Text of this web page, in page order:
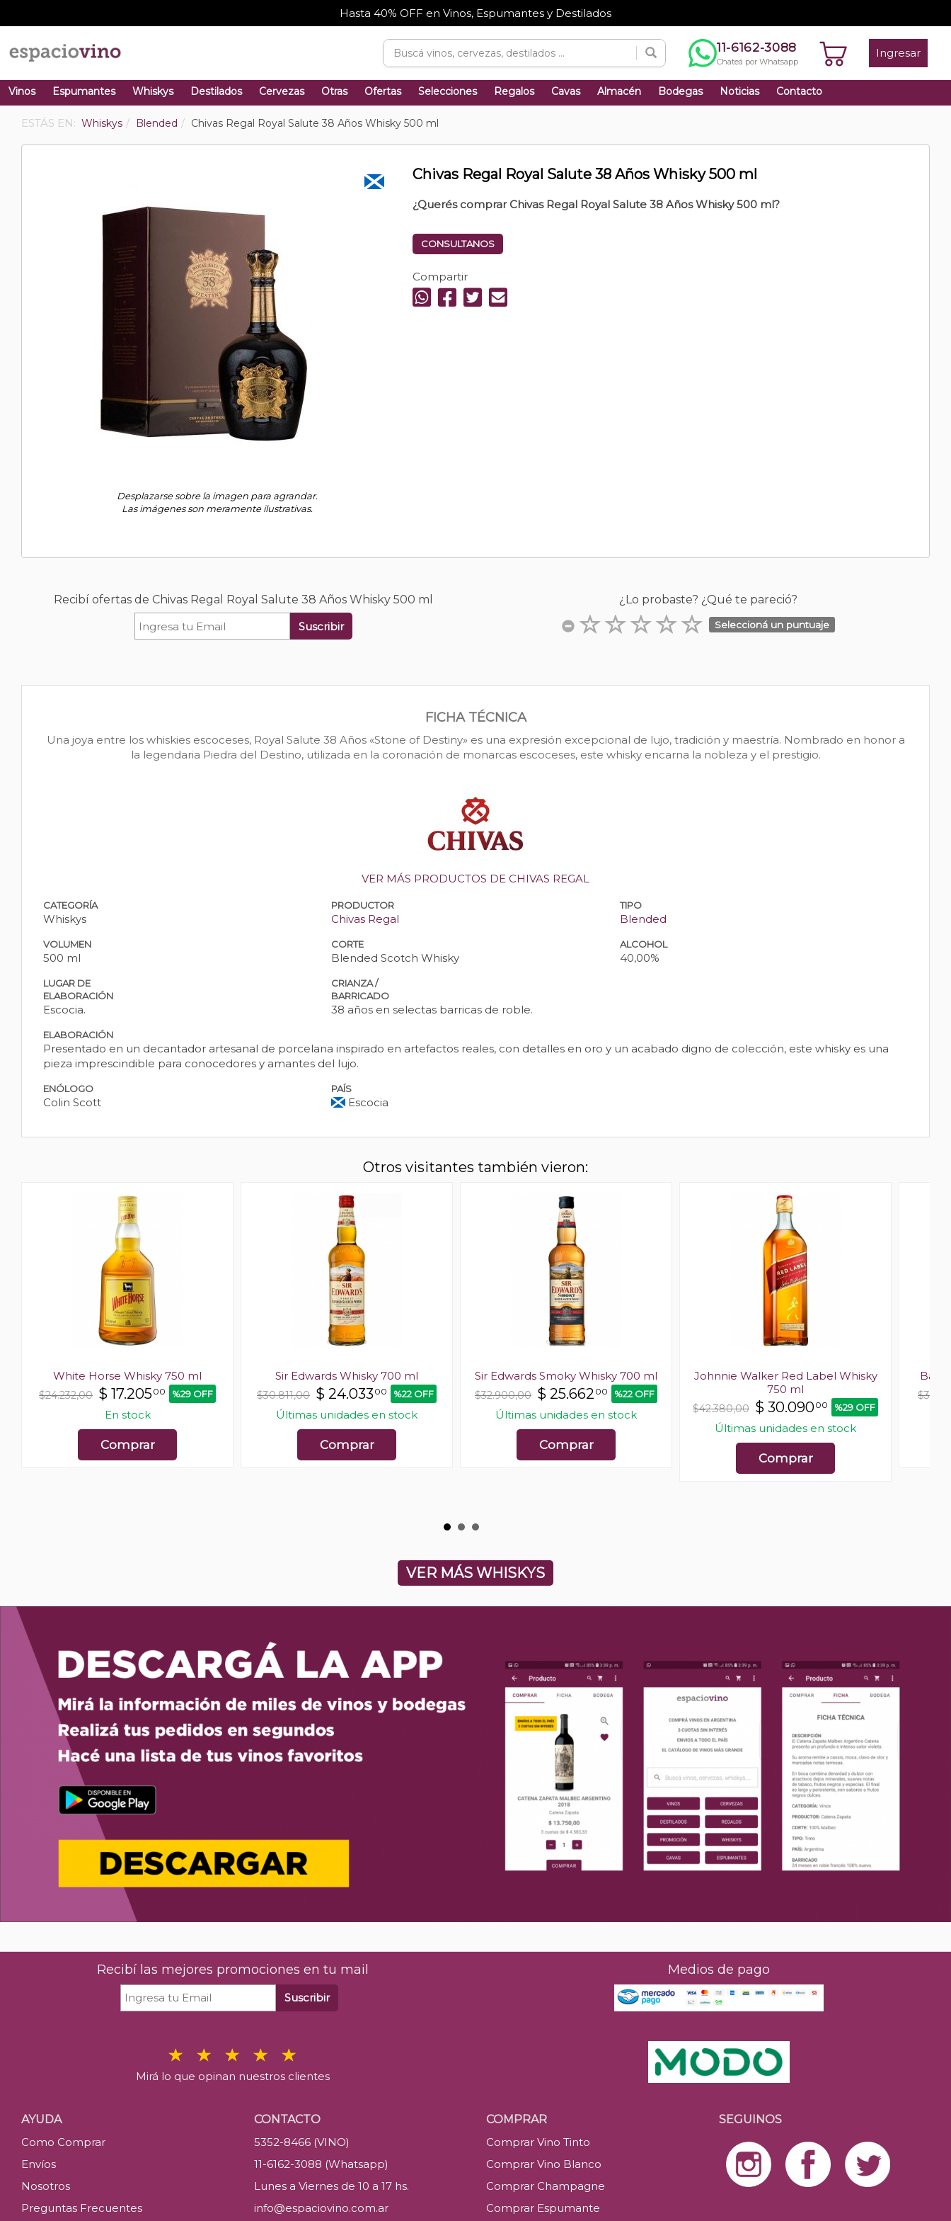
Hasta 40% OFF en Vinos, Espumantes y Destilados
11-6162-3088
Chateá por Whatsapp
Ingresar
Vinos Espumantes Whiskys Destilados Cervezas Otras Ofertas Selecciones Regalos Cavas Almacén Bodegas Noticias Contacto
ESTÁS EN: Whiskys Blended Chivas Regal Royal Salute 38 Años Whisky 500 ml
Desplazarse sobre la imagen para agrandar.
Las imágenes son meramente ilustrativas.
Chivas Regal Royal Salute 38 Años Whisky 500 ml
¿Querés comprar Chivas Regal Royal Salute 38 Años Whisky 500 ml?
CONSULTANOS
Compartir
Recibí ofertas de Chivas Regal Royal Salute 38 Años Whisky 500 ml
Suscribir
¿Lo probaste? ¿Qué te pareció?
Seleccioná un puntuaje
FICHA TÉCNICA
Una joya entre los whiskies escoceses, Royal Salute 38 Años «Stone of Destiny» es una expresión excepcional de lujo, tradición y maestría. Nombrado en honor a
la legendaria Piedra del Destino, utilizada en la coronación de monarcas escoceses, este whisky encarna la nobleza y el prestigio.
VER MÁS PRODUCTOS DE CHIVAS REGAL
CATEGORÍA
Whiskys
PRODUCTOR
Chivas Regal
TIPO
Blended
VOLUMEN
500 ml
CORTE
Blended Scotch Whisky
ALCOHOL
40,00%
LUGAR DE
ELABORACIÓN
Escocia.
CRIANZA /
BARRICADO
38 años en selectas barricas de roble.
ELABORACIÓN
Presentado en un decantador artesanal de porcelana inspirado en artefactos reales, con detalles en oro y un acabado digno de colección, este whisky es una
pieza imprescindible para conocedores y amantes del lujo.
ENÓLOGO
Colin Scott
PAÍS
Escocia
Otros visitantes también vieron:
White Horse Whisky 750 ml
$24.232,00 $ 17.20500 %29 OFF
En stock
Comprar
Sir Edwards Whisky 700 ml
$30.811,00 $ 24.033 00 %22 OFF
Últimas unidades en stock
Comprar
Sir Edwards Smoky Whisky 700 ml
$32.900,00 $ 25.662 00 %22 OFF
Últimas unidades en stock
Comprar
Johnnie Walker Red Label Whisky
750 ml
$42.380,00 $ 30.09000 %29 OFF
Últimas unidades en stock
Comprar
VER MÁS WHISKYS
Recibí las mejores promociones en tu mail
Suscribir
Mirá lo que opinan nuestros clientes
Medios de pago
AYUDA
Como Comprar
Envíos
Nosotros
Preguntas Frecuentes
CONTACTO
5352-8466 (VINO)
11-6162-3088 (Whatsapp)
Lunes a Viernes de 10 a 17 hs.
info@espaciovino.com.ar
COMPRAR
Comprar Vino Tinto
Comprar Vino Blanco
Comprar Champagne
Comprar Espumante
SEGUINOS